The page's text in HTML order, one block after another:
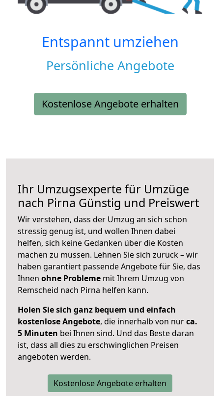
Entspannt umziehen
Persönliche Angebote
Kostenlose Angebote erhalten
Ihr Umzugsexperte für Umzüge
nach Pirna Günstig und Preiswert
Wir verstehen, dass der Umzug an sich schon
stressig genug ist, und wollen Ihnen dabei
helfen, sich keine Gedanken über die Kosten
machen zu müssen. Lehnen Sie sich zurück – wir
haben garantiert passende Angebote für Sie, das
Ihnen ohne Probleme mit Ihrem Umzug von
Remscheid nach Pirna helfen kann.
Holen Sie sich ganz bequem und einfach
kostenlose Angebote, die innerhalb von nurca.
5 Minuten bei Ihnen sind. Und das Beste daran
ist, dass all dies zu erschwinglichen Preisen
angeboten werden.
Kostenlose Angebote erhalten